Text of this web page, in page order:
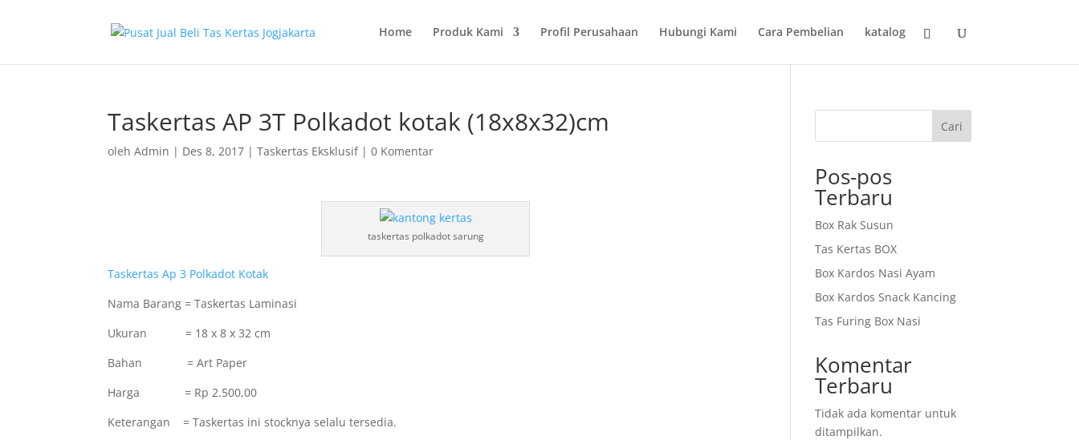
Home Produk Kami Profil Perusahaan Hubungi Kami Cara Pembelian katalog
Taskertas AP 3T Polkadot kotak (18x8x32)cm
olehAdmin | Des 8, 2017 |Taskertas Eksklusif|0 Komentar
taskertas polkadot sarung
Taskertas Ap 3 Polkadot Kotak
Nama Barang = Taskertas Laminasi
Ukuran = 18 x 8 x 32 cm
Bahan = Art Paper
Harga = Rp 2.500,00
Keterangan = Taskertas ini stocknya selalu tersedia.
Cari
Pos-pos
Terbaru
Box Rak Susun
Tas Kertas BOX
Box Kardos Nasi Ayam
Box Kardos Snack Kancing
Tas Furing Box Nasi
Komentar
Terbaru
Tidak ada komentar untuk
ditampilkan.